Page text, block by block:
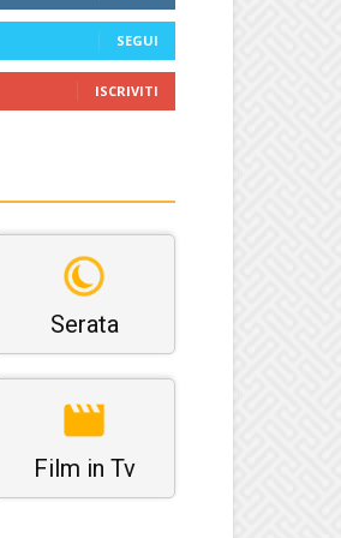
SEGUI
ISCRIVITI
Serata
Film in Tv